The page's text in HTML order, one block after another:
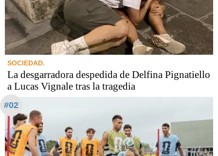
SOCIEDAD.
La desgarradora despedida de Delfina Pignatiello
a Lucas Vignale tras la tragedia
#02